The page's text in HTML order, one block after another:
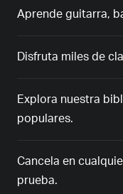
Aprende guitarra,
Disfruta miles de
Explora nuestra
populares.
Cancela en
prueba.